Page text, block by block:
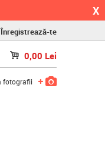
X
Înregistrează-te
0,00 Lei
fotografii